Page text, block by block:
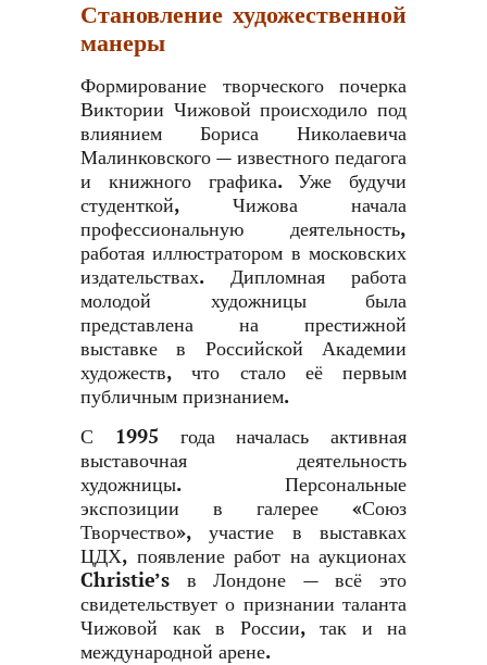
Становление художественной
манеры
Формирование творческого почерка
Виктории Чижовой происходило под
влиянием Бориса Николаевича
Малинковского — известного педагога
и книжного графика. Уже будучи
студенткой, Чижова начала
профессиональную деятельность,
работая иллюстратором в московских
издательствах. Дипломная работа
молодой художницы была
представлена на престижной
выставке в Российской Академии
художеств, что стало её первым
публичным признанием.
С 1995 года началась активная
выставочная деятельность
художницы. Персональные
экспозиции в галерее «Союз
Творчество», участие в выставках
ЦДХ, появление работ на аукционах
Christie’s в Лондоне — всё это
свидетельствует о признании таланта
Чижовой как в России, так и на
международной арене.